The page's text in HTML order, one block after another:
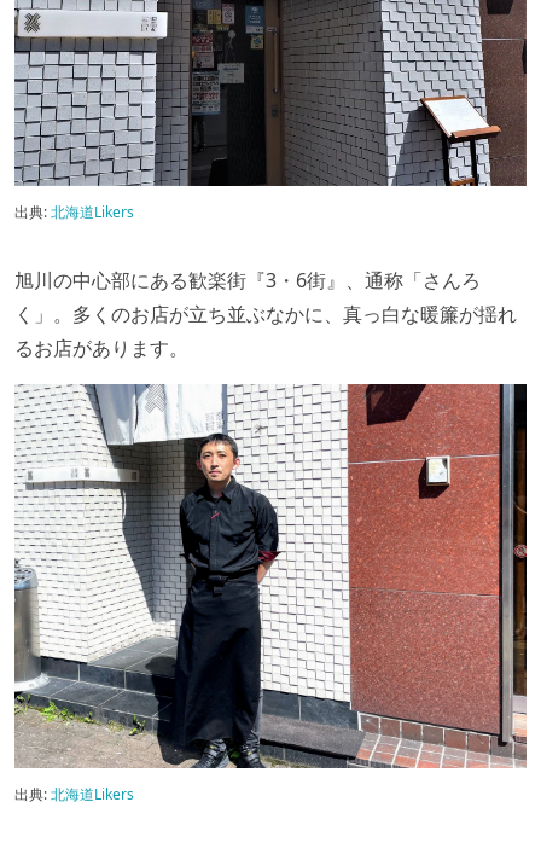
出典:北海道Likers
旭川の中心部にある歓楽街『3・6街』、通称「さんろ
く」。多くのお店が立ち並ぶなかに、真っ白な暖簾が揺れ
るお店があります。
出典:北海道Likers